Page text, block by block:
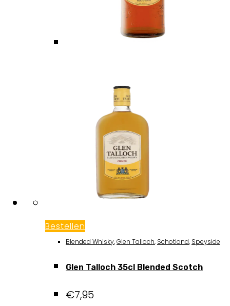
Bestellen
Blended Whisky,Glen Talloch, Schotland, Speyside
Glen Talloch 35cl Blended Scotch
€7,95